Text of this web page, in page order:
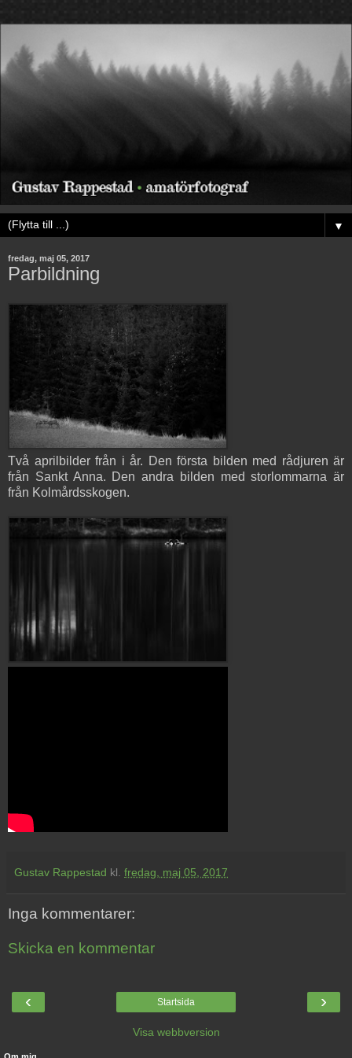
▼
fredag, maj 05, 2017
Parbildning
Två aprilbilder från i år. Den första bilden med rådjuren är
från Sankt Anna. Den andra bilden med storlommarna är
från Kolmårdsskogen.
Gustav Rappestad kl. fredag, maj 05, 2017
Inga kommentarer:
Skicka en kommentar
‹ ›
Startsida
Visa webbversion